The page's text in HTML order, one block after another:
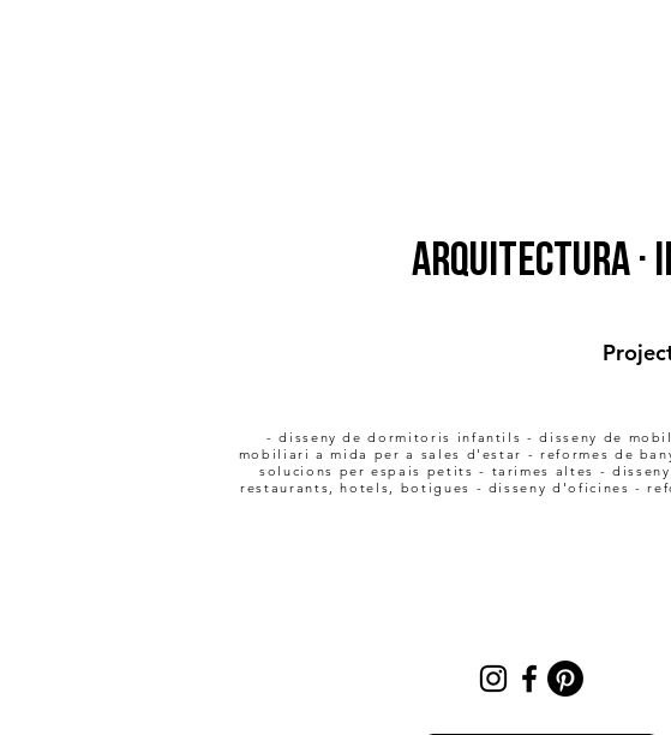
ARQUITECTURA ·
- disseny de dormitoris infantils - disseny de
mobiliari a mida per a sales d'estar - reformes de
solucions per espais petits - tarimes altes -
restaurants, hotels, botigues - disseny d'oficines -